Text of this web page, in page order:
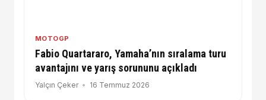
MOTOGP
Fabio Quartararo, Yamaha’nın sıralama turu
avantajını ve yarış sorununu açıkladı
Yalçın Çeker 16 Temmuz 2026